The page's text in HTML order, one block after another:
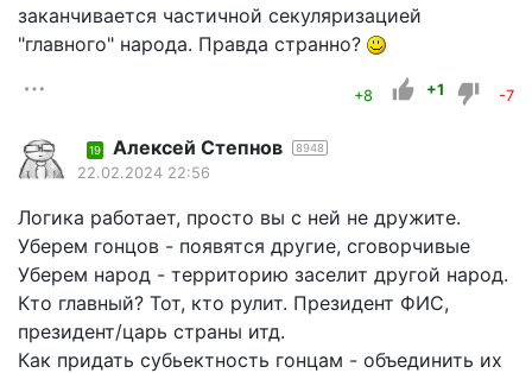
заканчивается частичной секуляризацией
"главного" народа. Правда странно?
+8 +1 -7
19 Алексей Степнов 8948
22.02.2024 22:56
Логика работает, просто вы с ней не дружите.
Уберем гонцов - появятся другие, сговорчивые
Уберем народ - территорию заселит другой народ.
Кто главный? Тот, кто рулит. Президент ФИС,
президент/царь страны итд.
Как придать субьектность гонцам - объединить их